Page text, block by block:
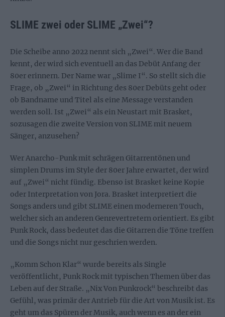
SLIME zwei oder SLIME „Zwei“?
Die Scheibe anno 2022 nennt sich „Zwei“. Wer die Band
kennt, der wird sich eventuell an das Debüt Anfang der
80er erinnern. Der Name war „Slime I“. So stellt sich die
Frage, ob „Zwei“ in Richtung des 80er Debüts geht oder
ob Bandname und Titel als eine Message verstanden
werden soll. Ist „Zwei“ als ein Neustart mit Brasket,
sozusagen die zweite Version von SLIME mit neuem
Sänger, anzusehen?
Wer Anarcho-Punk mit schrägen Gitarrentönen und
simplen Drums im Style der 80er Jahre erwartet, der wird
auf „Zwei“ nicht fündig. Ebenso ist Brasket keine Kopie
oder Interpretation von Jora. Brasket interpretiert die
Songs anders und gibt SLIME einen moderneren Touch,
welcher sich an anderen Genrevertretern orientiert. Es gibt
Punk Rock, dass bedeutet das die Gitarren die Töne treffen
und die Songs nicht nur geschrien werden.
„Komm Schon Klar“ wurde bereits als Single
veröffentlicht, Punk Rock mit typischen Themen über das
Leben auf der Straße. „Nix Von Punkrock“ beschreibt das
Gefühl, was primär der Antrieb für die Art von Musik ist. Es
geht um das Spüren der Musik, auch wenn es an der ein